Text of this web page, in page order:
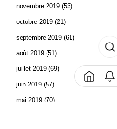
novembre 2019 (53)
octobre 2019 (21)
septembre 2019 (61)
août 2019 (51)
juillet 2019 (69)
juin 2019 (57)
mai 2019 (70)